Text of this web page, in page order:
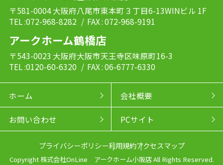
〒581-0004 大阪府八尾市東本町３丁目6-13WINビル 1F
TEL :072-968-8282 / FAX : 072-968-9191
アークホーム鶴橋店
〒543-0023 大阪府大阪市天王寺区味原町16-3
TEL :0120-60-6320 / FAX : 06-6777-6330
ホーム 会社概要
お問い合わせ PCサイト
プライバシーポリシー利用規約アクセスマップ
Copyright 株式会社OnLine アークホーム小阪店 All Rights Reserved.